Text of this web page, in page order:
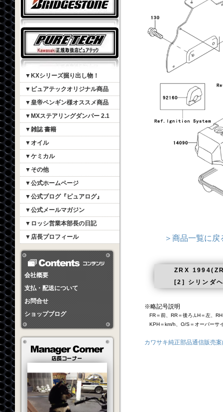
▼KXシリーズ掘り出し物！
▼ピュアテックオリジナル商品
▼皇帝ペンギン様オススメ商品
▼MXステアリングダンパー 2.1
▼雑誌 書籍
▼オイル
▼ケミカル
▼その他
▼公式ホームページ
▼公式ブログ『ピュアログ』
▼公式メールマガジン
▼ロッシ営業本部長の日記
▼店長プロフィール
会社概要
支払・配送について
お問合せ
ショップブログ
＞商品一覧に戻
ZRX
[2] シリンダ
※略記号説明
FR＝前、RR＝後ろ,LH＝左、
KPH＝km/h、O/S＝オーバーサ
カワサキ純正部品通信販売